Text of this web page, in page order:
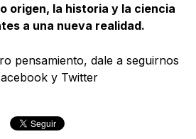
origen, la historia y la ciencia
a una nueva realidad.
pensamiento, dale a seguirnos
y Twitter